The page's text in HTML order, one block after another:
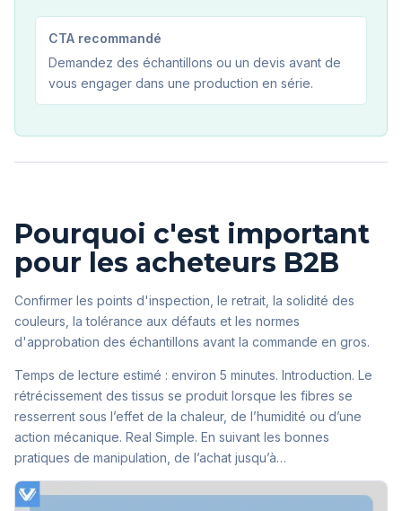
CTA recommandé
Demandez des échantillons ou un devis avant de
vous engager dans une production en série.
Pourquoi c'est important
pour les acheteurs B2B
Confirmer les points d'inspection, le retrait, la solidité des
couleurs, la tolérance aux défauts et les normes
d'approbation des échantillons avant la commande en gros.
Temps de lecture estimé : environ 5 minutes. Introduction. Le
rétrécissement des tissus se produit lorsque les fibres se
resserrent sous l’effet de la chaleur, de l’humidité ou d’une
action mécanique. Real Simple. En suivant les bonnes
pratiques de manipulation, de l’achat jusqu’à…